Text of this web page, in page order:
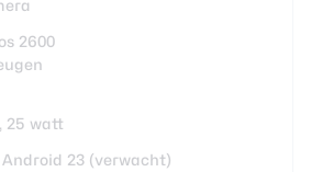
2600
25 watt
23 (verwacht)